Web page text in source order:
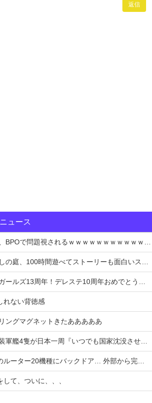
返信
ュース
BPOで問題視されるｗｗｗｗｗｗｗｗｗｗｗｗｗ
時間遊べてストーリーも面白いスタバレの上位互換だとまじで好評
レステ10周年おめでとう！ガチャ更新SSR八神マキノ・イベントSRイヴ、SR望月聖！
れない背徳感
ングマグネットきたあああああ
艦4隻が日本一周『いつでも国家沈没させられるぞ』
ター20機種にバックドア… 外部から完全制御のおそれ
て、ついに、、、